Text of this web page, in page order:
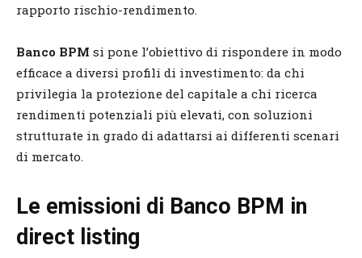
rapporto rischio-rendimento.
Banco BPM si pone l’obiettivo di rispondere in modo
efficace a diversi profili di investimento: da chi
privilegia la protezione del capitale a chi ricerca
rendimenti potenziali più elevati, con soluzioni
strutturate in grado di adattarsi ai differenti scenari
di mercato.
Le emissioni di Banco BPM in
direct listing